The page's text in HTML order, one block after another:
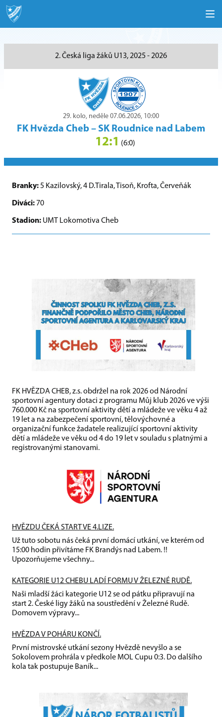
2. Česká liga žáků U13, 2025 - 2026
29. kolo, neděle 07.06.2026, 10:00
FK Hvězda Cheb – SK Roudnice nad Labem
12:1 (6:0)
Branky:5 Kazilovský, 4 D.Tirala, Tisoň, Krofta, Červeňák
Diváci: 70
Stadion: UMT Lokomotiva Cheb
FK HVĚZDA CHEB, z.s. obdržel na rok 2026 od Národní
sportovní agentury dotaci z programu Můj klub 2026 ve výši
760.000 Kč na sportovní aktivity dětí a mládeže ve věku 4 až
19 let a na zabezpečení sportovní, tělovýchovné a
organizační funkce žadatele realizující sportovní aktivity
dětí a mládeže ve věku od 4 do 19 let v souladu s platnými a
registrovanými stanovami.
HVĚZDU ČEKÁ START VE 4.LIZE.
Už tuto sobotu nás čeká první domácí utkání, ve kterém od
15:00 hodin přivítáme FK Brandýs nad Labem. !!
Upozorňujeme všechny...
KATEGORIE U12 CHEBU LADÍ FORMU V ŽELEZNÉ RUDĚ.
Naši mladší žáci kategorie U12 se od pátku připravují na
start 2. České ligy žáků na soustředění v Železné Rudě.
Domovem výpravy...
HVĚZDA V POHÁRU KONČÍ.
První mistrovské utkání sezony Hvězdě nevyšlo a se
Sokolovem prohrála v předkole MOL Cupu 0:3. Do dalšího
kola tak postupuje Baník...